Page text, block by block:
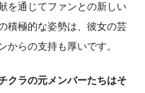
を通じてファンとの新しい
積極的な姿勢は、彼女の芸
からの支持も厚いです。
クラの元メンバーたちはそ